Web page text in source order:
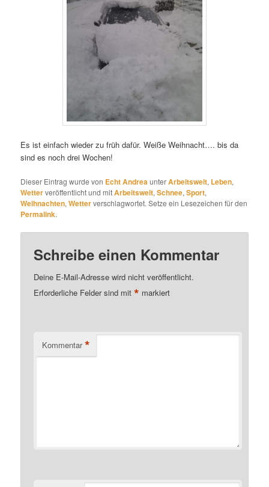
Es ist einfach wieder zu früh dafür. Weiße Weihnacht…. bis da
sind es noch drei Wochen!
Dieser Eintrag wurde von Echt AndreaunterArbeitswelt, Leben,
Wetterveröffentlicht und mitArbeitswelt,Schnee,Sport,
Weihnachten,Wetterverschlagwortet. Setze ein Lesezeichen für den
Permalink.
Schreibe einen Kommentar
Deine E-Mail-Adresse wird nicht veröffentlicht.
Erforderliche Felder sind mit* markiert
Kommentar *